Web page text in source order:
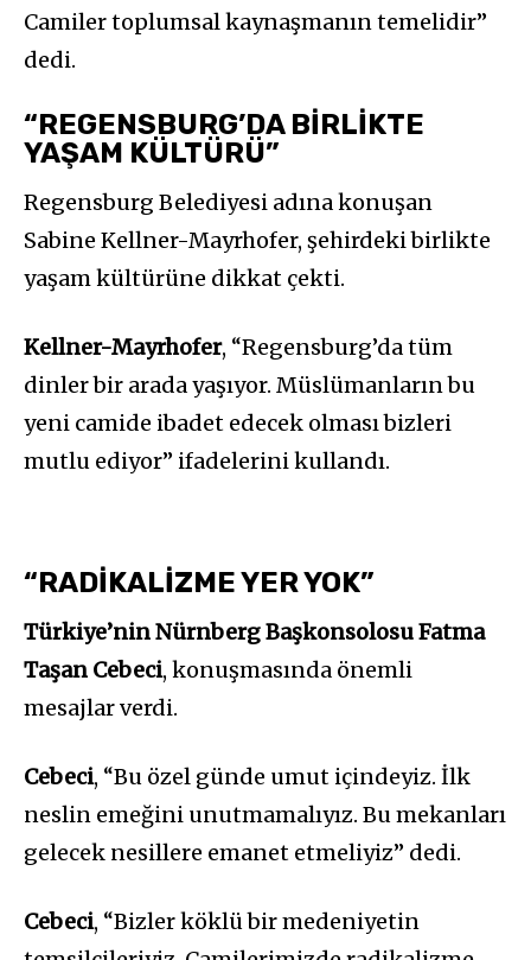
Camiler toplumsal kaynaşmanın temelidir”
dedi.
“REGENSBURG’DA BİRLİKTE
YAŞAM KÜLTÜRÜ”
Regensburg Belediyesi adına konuşan
Sabine Kellner-Mayrhofer, şehirdeki birlikte
yaşam kültürüne dikkat çekti.
Kellner-Mayrhofer, “Regensburg’da tüm
dinler bir arada yaşıyor. Müslümanların bu
yeni camide ibadet edecek olması bizleri
mutlu ediyor” ifadelerini kullandı.
“RADİKALİZME YER YOK”
Türkiye’nin Nürnberg Başkonsolosu Fatma
Taşan Cebeci, konuşmasında önemli
mesajlar verdi.
Cebeci, “Bu özel günde umut içindeyiz. İlk
neslin emeğini unutmamalıyız. Bu mekanları
gelecek nesillere emanet etmeliyiz” dedi.
Cebeci, “Bizler köklü bir medeniyetin